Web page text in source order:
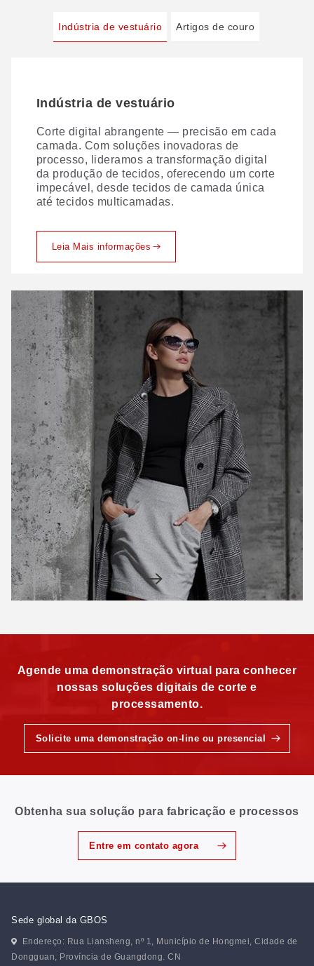
Indústria de vestuário Artigos de couro
Indústria de vestuário
Corte digital abrangente — precisão em cada
camada. Com soluções inovadoras de
processo, lideramos a transformação digital
da produção de tecidos, oferecendo um corte
impecável, desde tecidos de camada única
até tecidos multicamadas.
Leia Mais informações
Artigos de couro
O corte tradicional de couro apresenta
inúmeros desafios. Veja como a GBOS os
resolve.
Leia Mais informações
Agende uma demonstração virtual para conhecer
nossas soluções digitais de corte e
processamento.
Solicite uma demonstração on-line ou presencial
Obtenha sua solução para fabricação e processos
Entre em contato agora
Sede global da GBOS
Endereço: Rua Liansheng, nº 1, Município de Hongmei, Cidade de
Dongguan, Província de Guangdong. CN